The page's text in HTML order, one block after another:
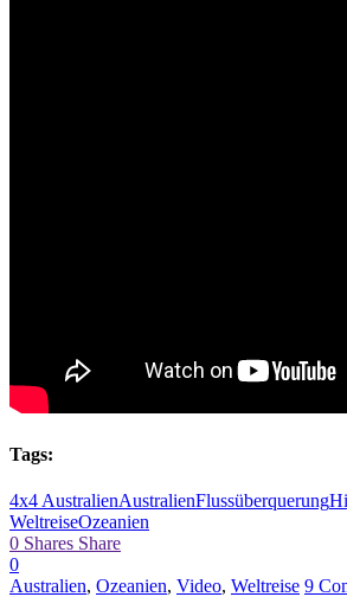
Tags:
4x4 AustralienAustralienFlussüberquerung
WeltreiseOzeanien
0 Shares Share
0
Australien, Ozeanien, Video, Weltreise 9